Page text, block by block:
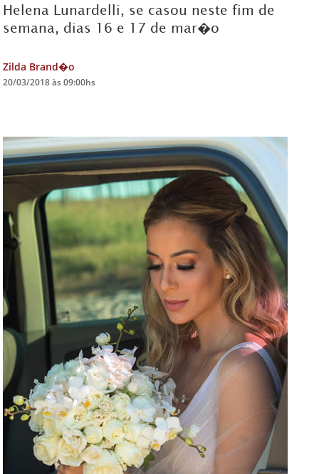
TURISMO
ZILDA BRANDÃO
ÚLTIMAS NOTÍCIAS
FALE CONOSCO
Helena Lunardelli, se casou neste fim de
semana, dias 16 e 17 de mar�o
Zilda Brand�o
20/03/2018 às 09:00hs